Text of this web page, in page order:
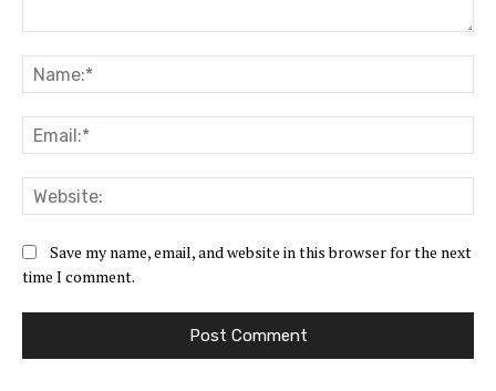
Save my name, email, and website in this browser for the next
time I comment.